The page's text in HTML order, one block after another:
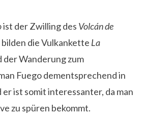
ist der Zwilling des Volcán de
die Vulkankette La
der Wanderung zum
Fuego dementsprechend in
ist somit interessanter, da man
zu spüren bekommt.